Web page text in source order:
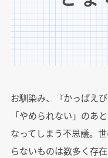
お馴染み、『かっぱえ
「やめられない」のあ
なってしまう不思議。
らないものは数多く存